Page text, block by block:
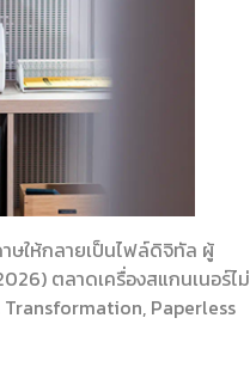
ษให้กลายเป็นไฟล์ดิจิทัล ผู้
ตลาดเครื่องสแกนเนอร์ไม่
Paperless